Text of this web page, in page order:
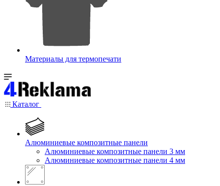
Материалы для термопечати
Каталог
Алюминиевые композитные панели
Алюминиевые композитные панели 3 мм
Алюминиевые композитные панели 4 мм